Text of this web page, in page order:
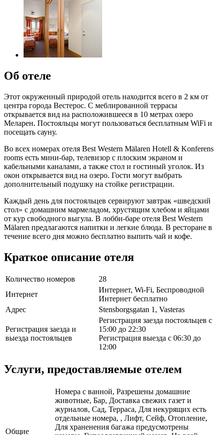
Об отеле
Этот окруженный природой отель находится всего в 2 км от
центра города Вестерос. С меблированной террасы
открывается вид на расположившееся в 10 метрах озеро
Меларен. Постояльцы могут пользоваться бесплатным WiFi и
посещать сауну.
Во всех номерах отеля Best Western Mälaren Hotell & Konferens
rooms есть мини-бар, телевизор с плоским экраном и
кабельными каналами, а также стол и гостиный уголок. Из
окон открывается вид на озеро. Гости могут выбрать
дополнительный подушку на стойке регистрации.
Каждый день для постояльцев сервируют завтрак «шведский
стол» с домашним мармеладом, хрустящим хлебом и яйцами
от кур свободного выгула. В лобби-баре отеля Best Western
Mälaren предлагаются напитки и легкие блюда. В ресторане в
течение всего дня можно бесплатно выпить чай и кофе.
Краткое описание отеля
Количество номеров
28
Интернет
Интернет, Wi-Fi, Беспроводной
Интернет бесплатно
Адрес
Stensborgsgatan 1, Vasteras
Регистрация заезда и
выезда постояльцев
Регистрация заезда постояльцев с
15:00 до 22:30
Регистрация выезда с 06:30 до
12:00
Услуги, предоставляемые отелем
Общие
Номера с ванной, Разрешены домашние
животные, Бар, Доставка свежих газет и
журналов, Сад, Терраса, Для некурящих есть
отдельные номера, , Лифт, Сейф, Отопление,
Для храненения багажа предусмотрены